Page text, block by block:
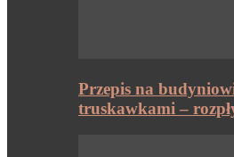
Przepis na
truskawkami –